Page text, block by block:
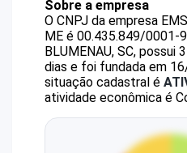
Sobre a empresa
O CNPJ da empresa
ME é 00.435.849/0001-
BLUMENAU, SC, possui
dias e foi fundada em
situação cadastral é
atividade econômica é